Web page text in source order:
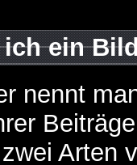
ein
nennt
Arten